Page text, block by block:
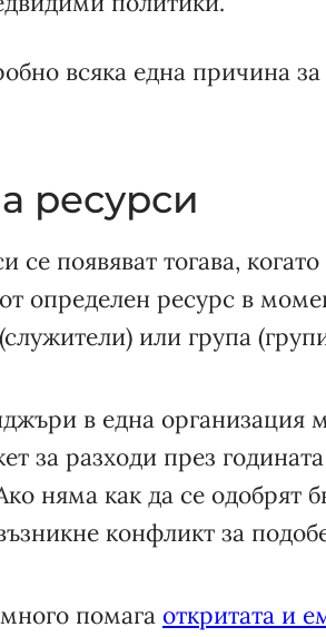
всяка една причина
ресурси
се появяват тогава,
определен ресурс в
или група
в една организация
за разходи през
няма как да се одобрят
конфликт за
помага откритата и